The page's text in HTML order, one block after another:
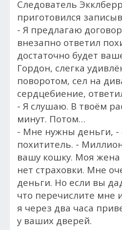
Следователь
приготовился
- Я предлагаю
внезапно ответил
достаточно будет
Гордон, слегка
поворотом, сел на
сердцебиение,
- Я слушаю. В твоём
минут. Потом…
- Мне нужны деньги, -
похититель. -
вашу кошку. Моя жена
нет страховки. Мне
деньги. Но если вы
что перечислите мне
я через два часа
у ваших дверей.